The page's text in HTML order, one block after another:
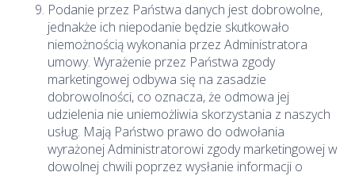
Podanie przez Państwa danych jest dobrowolne,
jednakże ich niepodanie będzie skutkowało
niemożnością wykonania przez Administratora
umowy. Wyrażenie przez Państwa zgody
marketingowej odbywa się na zasadzie
dobrowolności, co oznacza, że odmowa jej
udzielenia nie uniemożliwia skorzystania z naszych
usług. Mają Państwo prawo do odwołania
wyrażonej Administratorowi zgody marketingowej w
dowolnej chwili poprzez wysłanie informacji o